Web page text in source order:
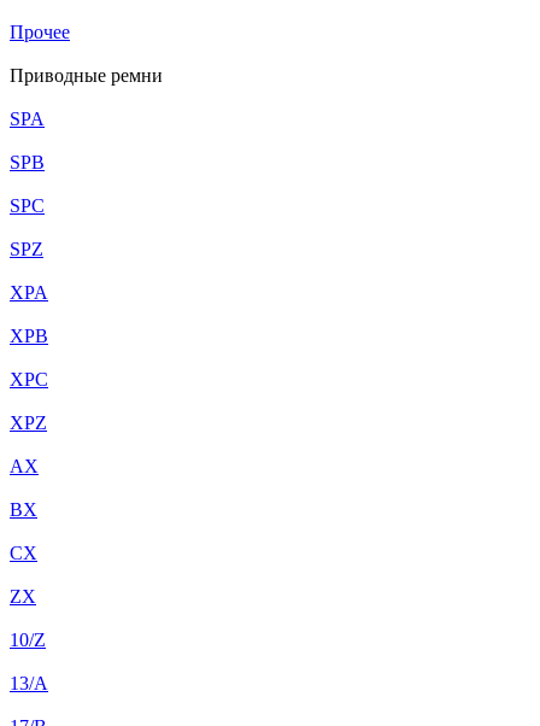
Прочее
Приводные ремни
SPA
SPB
SPC
SPZ
XPA
XPB
XPC
XPZ
AX
BX
CX
ZX
10/Z
13/A